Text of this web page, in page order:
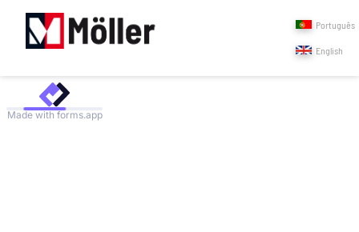
Português
English